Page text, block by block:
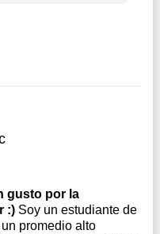
gusto por la
:) Soy un estudiante de
promedio alto